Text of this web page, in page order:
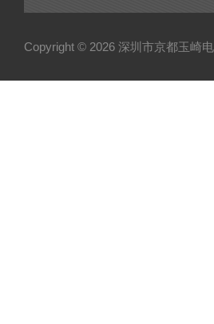
Copyright © 2026 深圳市京都玉崎